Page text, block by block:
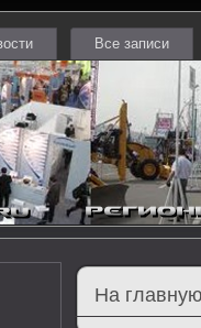
Все записи
На